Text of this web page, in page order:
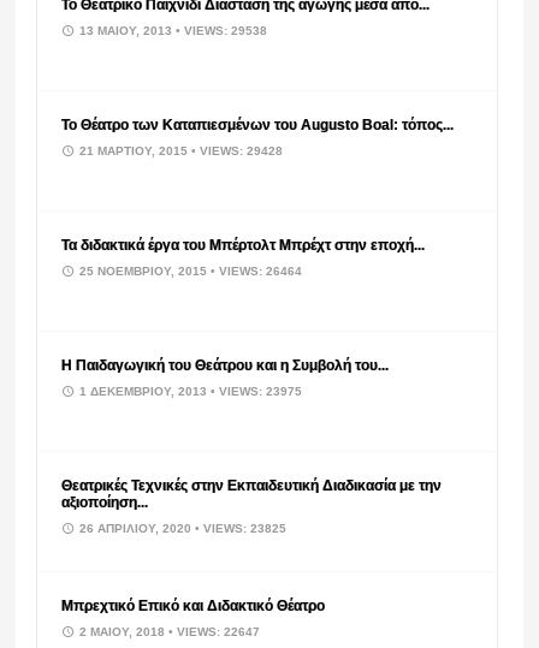
Το Θεατρικό Παιχνίδι Διάσταση της αγωγής μέσα από...
13 ΜΑΪ́ΟΥ, 2013• VIEWS: 29538
Το Θέατρο των Καταπιεσμένων του Augusto Boal: τόπος...
21 ΜΑΡΤΊΟΥ, 2015• VIEWS: 29428
Τα διδακτικά έργα του Μπέρτολτ Μπρέχτ στην εποχή...
25 ΝΟΕΜΒΡΊΟΥ, 2015• VIEWS: 26464
Η Παιδαγωγική του Θεάτρου και η Συμβολή του...
1 ΔΕΚΕΜΒΡΊΟΥ, 2013• VIEWS: 23975
Θεατρικές Τεχνικές στην Εκπαιδευτική Διαδικασία με την
αξιοποίηση...
26 ΑΠΡΙΛΊΟΥ, 2020• VIEWS: 23825
Μπρεχτικό Επικό και Διδακτικό Θέατρο
2 ΜΑΪ́ΟΥ, 2018• VIEWS: 22647